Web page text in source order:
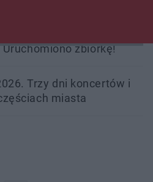
zbiórkę!
Trzy dni koncertów i
miasta